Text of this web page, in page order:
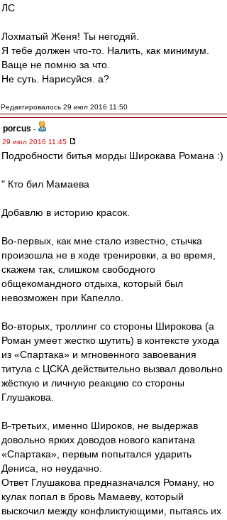
ЛС
Лохматый Женя! Ты негодяй.
Я тебе должен что-то. Налить, как минимум.
Ваще не помню за что.
Не суть. Нарисуйся. а?
Редактировалось 29 июл 2016 11:50
porcus -
29 июл 2016 11:45
Подробности битья морды Широкава Романа :)
" Кто бил Мамаева
Добавлю в историю красок.
Во-первых, как мне стало известно, стычка
произошла не в ходе тренировки, а во время,
скажем так, слишком свободного
общекомандного отдыха, который был
невозможен при Капелло.
Во-вторых, троллинг со стороны Широкова (а
Роман умеет жестко шутить) в контексте ухода
из «Спартака» и мгновенного завоевания
титула с ЦСКА действительно вызвал довольно
жёсткую и личную реакцию со стороны
Глушакова.
В-третьих, именно Широков, не выдержав
довольно ярких доводов нового капитана
«Спартака», первым попытался ударить
Дениса, но неудачно.
Ответ Глушакова предназначался Роману, но
кулак попал в бровь Мамаеву, который
выскочил между конфликтующими, пытаясь их